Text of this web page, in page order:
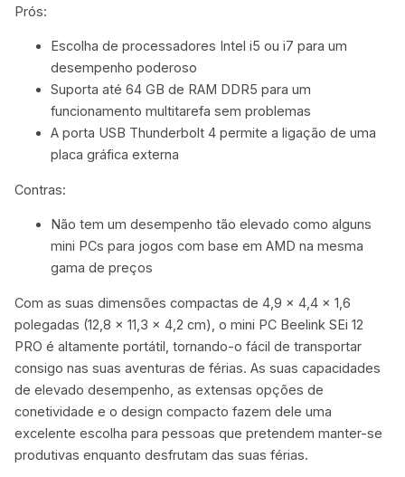
Prós:
Escolha de processadores Intel i5 ou i7 para um
desempenho poderoso
Suporta até 64 GB de RAM DDR5 para um
funcionamento multitarefa sem problemas
A porta USB Thunderbolt 4 permite a ligação de uma
placa gráfica externa
Contras:
Não tem um desempenho tão elevado como alguns
mini PCs para jogos com base em AMD na mesma
gama de preços
Com as suas dimensões compactas de 4,9 x 4,4 x 1,6
polegadas (12,8 x 11,3 x 4,2 cm), o mini PC Beelink SEi 12
PRO é altamente portátil, tornando-o fácil de transportar
consigo nas suas aventuras de férias. As suas capacidades
de elevado desempenho, as extensas opções de
conetividade e o design compacto fazem dele uma
excelente escolha para pessoas que pretendem manter-se
produtivas enquanto desfrutam das suas férias.